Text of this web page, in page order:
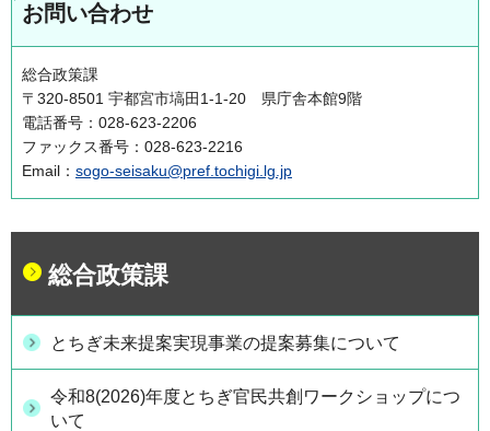
お問い合わせ
総合政策課
〒320-8501 宇都宮市塙田1-1-20 県庁舎本館9階
電話番号：028-623-2206
ファックス番号：028-623-2216
Email： sogo-seisaku@pref.tochigi.lg.jp
総合政策課
とちぎ未来提案実現事業の提案募集について
令和8(2026)年度とちぎ官民共創ワークショップにつ
いて